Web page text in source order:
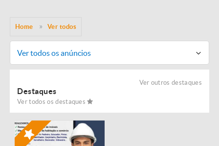
Home Ver todos
Ver todos os anúncios
Ver outros destaques
Destaques
Ver todos os destaques